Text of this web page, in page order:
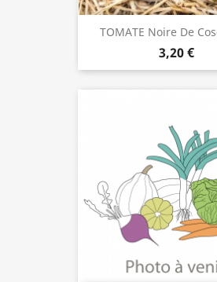
TOMATE Noire De
3,20 €